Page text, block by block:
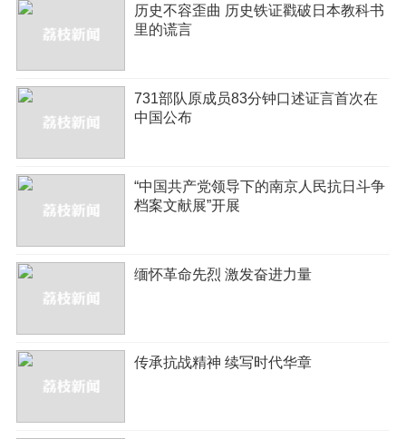
历史不容歪曲 历史铁证戳破日本教科书
里的谎言
731部队原成员83分钟口述证言首次在
中国公布
“中国共产党领导下的南京人民抗日斗争
档案文献展”开展
缅怀革命先烈 激发奋进力量
传承抗战精神 续写时代华章